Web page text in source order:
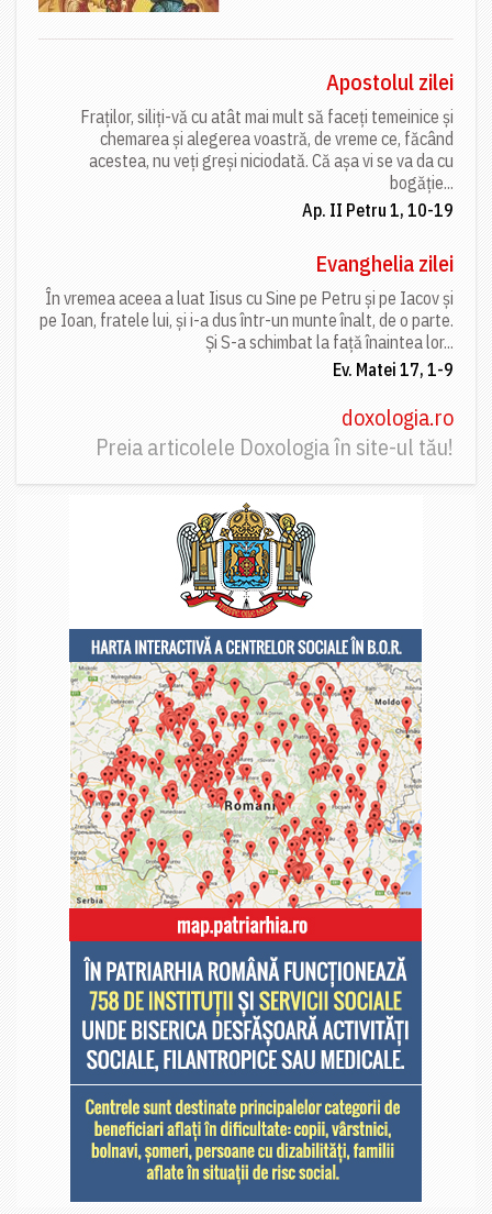
Apostolul zilei
Fraților, siliți-vă cu atât mai mult să faceți temeinice și
chemarea și alegerea voastră, de vreme ce, făcând
acestea, nu veți greși niciodată. Că așa vi se va da cu
bogăție...
Ap. II Petru 1, 10-19
Evanghelia zilei
În vremea aceea a luat Iisus cu Sine pe Petru și pe Iacov și
pe Ioan, fratele lui, și i-a dus într-un munte înalt, de o parte.
Și S-a schimbat la față înaintea lor...
Ev. Matei 17, 1-9
doxologia.ro
Preia articolele Doxologia în site-ul tău!